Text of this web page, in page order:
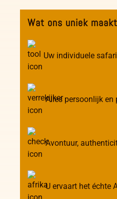
Wat ons uniek
Uw individuele
Alles persoonlijk en
Avontuur,
U ervaart het échte